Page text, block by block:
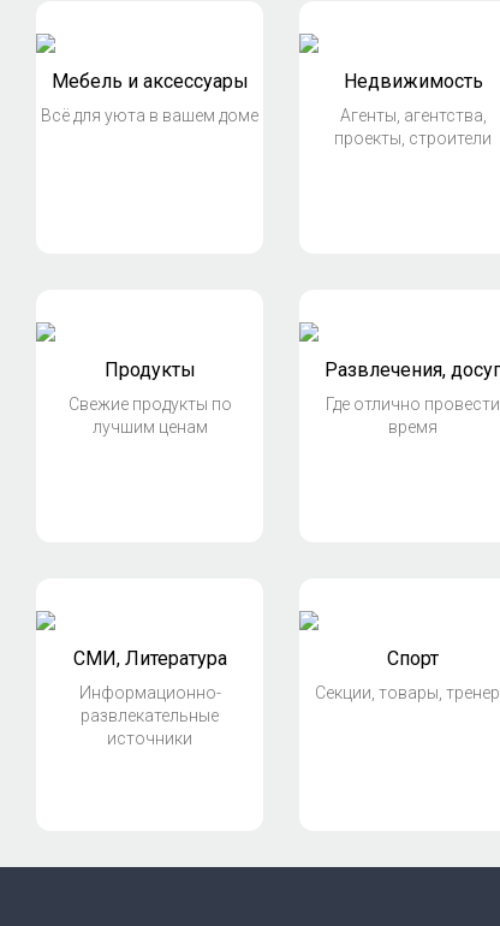
Мебель и аксессуары
Всё для уюта в вашем доме
Недвижимость
Агенты, агентства,
проекты, строители
Продукты
Свежие продукты по
лучшим ценам
Развлечения, досуг
Где отлично провести
время
СМИ, Литература
Информационно-
развлекательные
источники
Спорт
Секции, товары,